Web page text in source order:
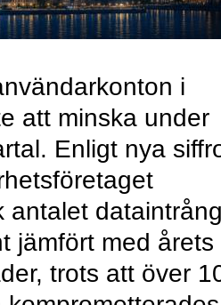
i
att minska under
Enligt nya
antalet
jämfört med årets
trots att över